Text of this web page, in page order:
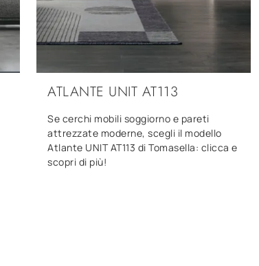
ATLANTE UNIT AT113
Se cerchi mobili soggiorno e pareti
attrezzate moderne, scegli il modello
Atlante UNIT AT113 di Tomasella: clicca e
scopri di più!